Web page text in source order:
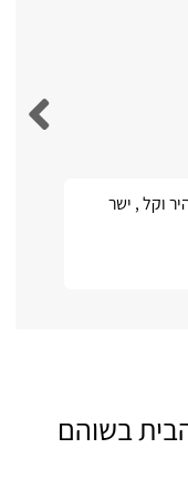
וקל , ישר
בשוהם